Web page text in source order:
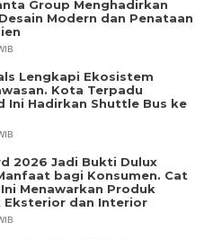
Group Menghadirkan
Modern dan Penataan
Lengkapi Ekosistem
Kota Terpadu
Ini Hadirkan Shuttle Bus ke
2026 Jadi Bukti Dulux
bagi Konsumen. Cat
Menawarkan Produk
Eksterior dan Interior